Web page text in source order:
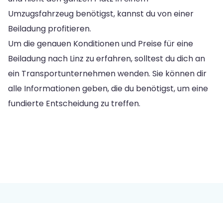
Umzugsfahrzeug benötigst, kannst du von einer
Beiladung profitieren.
Um die genauen Konditionen und Preise für eine
Beiladung nach Linz zu erfahren, solltest du dich an
ein Transportunternehmen wenden. Sie können dir
alle Informationen geben, die du benötigst, um eine
fundierte Entscheidung zu treffen.